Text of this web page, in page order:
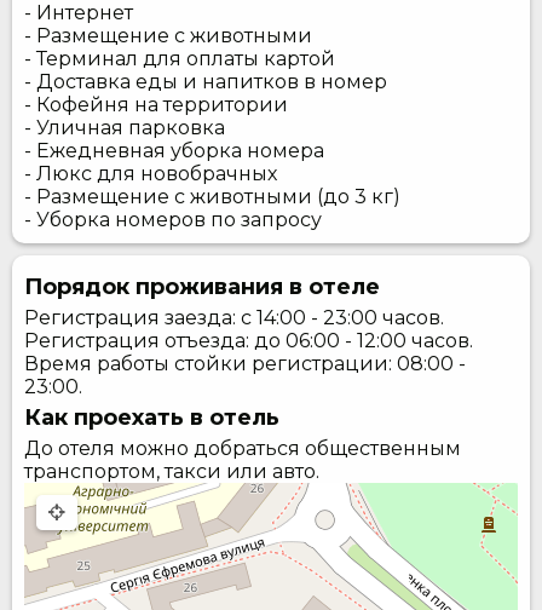
- Интернет
- Размещение с животными
- Терминал для оплаты картой
- Доставка еды и напитков в номер
- Кофейня на территории
- Уличная парковка
- Ежедневная уборка номера
- Люкс для новобрачных
- Размещение с животными (до 3 кг)
- Уборка номеров по запросу
Порядок проживания в отеле
Регистрация заезда: с 14:00 - 23:00 часов.
Регистрация отъезда: до 06:00 - 12:00 часов.
Время работы стойки регистрации: 08:00 -
23:00.
Как проехать в отель
До отеля можно добраться общественным
транспортом, такси или авто.